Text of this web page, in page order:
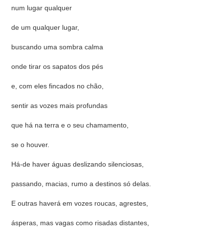
num lugar qualquer
de um qualquer lugar,
buscando uma sombra calma
onde tirar os sapatos dos pés
e, com eles fincados no chão,
sentir as vozes mais profundas
que há na terra e o seu chamamento,
se o houver.
Há-de haver águas deslizando silenciosas,
passando, macias, rumo a destinos só delas.
E outras haverá em vozes roucas, agrestes,
ásperas, mas vagas como risadas distantes,